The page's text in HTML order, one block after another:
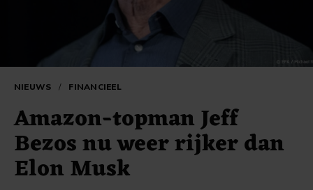
NIEUWS / FINANCIEEL
Amazon-topman Jeff
Bezos nu weer rijker dan
Elon Musk